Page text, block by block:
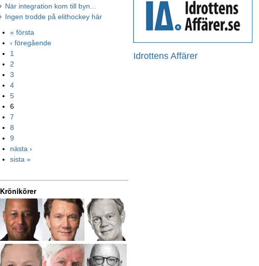
Idrottens Affärer
När integration kom till byn...
Ingen trodde på elithockey här
« första
‹ föregående
1
2
3
4
5
6
7
8
9
nästa ›
sista »
Krönikörer